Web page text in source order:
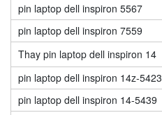
pin laptop dell inspiron 5567
pin laptop dell inspiron 7559
Thay pin laptop dell inspiron 14
pin laptop dell inspiron 14z-5423
pin laptop dell inspiron 14-5439